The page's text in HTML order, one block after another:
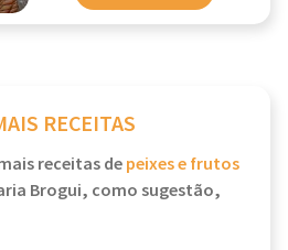
RECEITAS
receitas depeixes e frutos
Brogui, como sugestão,